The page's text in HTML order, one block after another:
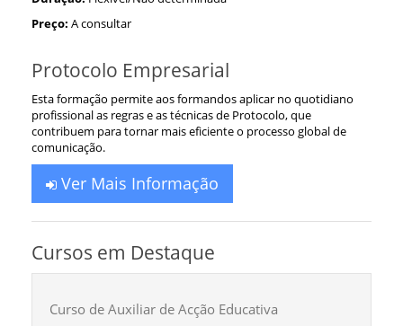
Preço: A consultar
Protocolo Empresarial
Esta formação permite aos formandos aplicar no quotidiano
profissional as regras e as técnicas de Protocolo, que
contribuem para tornar mais eficiente o processo global de
comunicação.
Ver Mais Informação
Cursos em Destaque
Curso de Auxiliar de Acção Educativa